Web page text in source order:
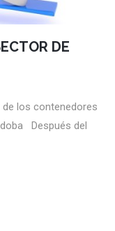
DE
los contenedores
Después del